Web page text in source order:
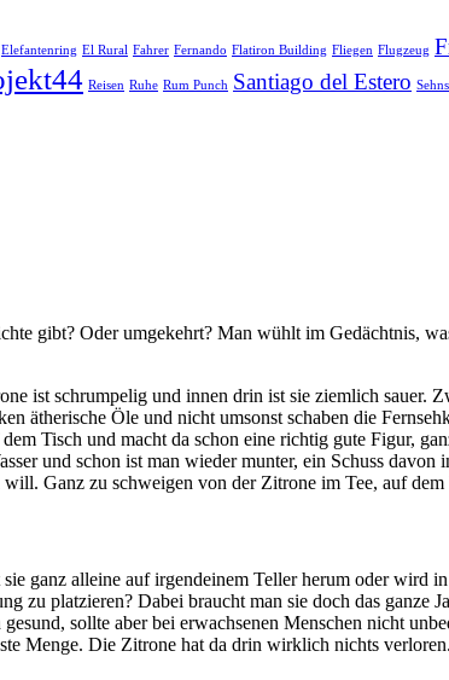
Elefantenring El Rural Fahrer Fernando Flatiron Building Fliegen Flugzeug
Reisen Ruhe Rum Punch Santiago del Estero
gibt? Oder umgekehrt? Man wühlt im Gedächtnis,
ist schrumpelig und innen drin ist sie ziemlich sauer.
ätherische Öle und nicht umsonst schaben die
Tisch und macht da schon eine richtig gute Figur,
und schon ist man wieder munter, ein Schuss
Ganz zu schweigen von der Zitrone im Tee, auf
ganz alleine auf irgendeinem Teller herum oder
zu platzieren? Dabei braucht man sie doch das
sollte aber bei erwachsenen Menschen nicht
Menge. Die Zitrone hat da drin wirklich nichts verloren.